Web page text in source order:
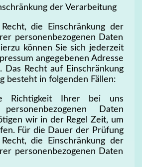
der Verarbeitung
die Einschränkung der
personenbezogenen Daten
können Sie sich jederzeit
angegebenen Adresse
Das Recht auf Einschränkung
besteht in folgenden Fällen:
Richtigkeit Ihrer bei uns
personenbezogenen Daten
wir in der Regel Zeit, um
Für die Dauer der Prüfung
die Einschränkung der
personenbezogenen Daten